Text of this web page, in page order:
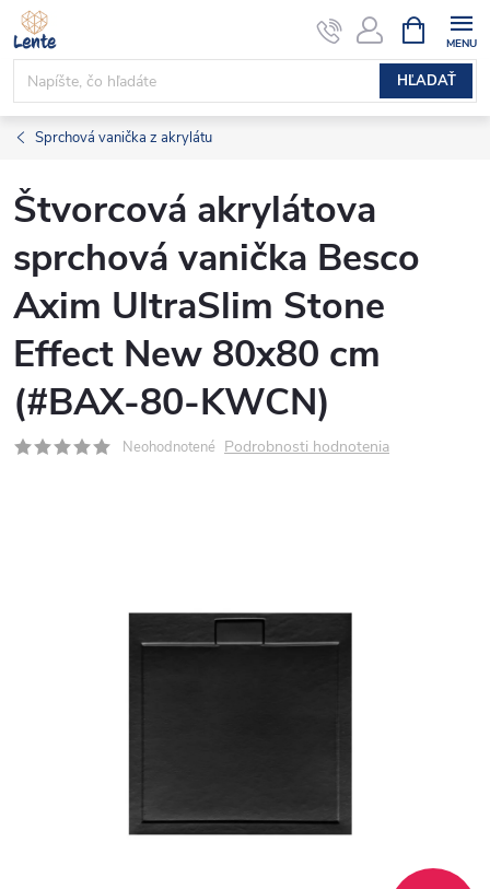
Prejsť
na
obsah
HĽADAŤ
KOŠÍK
Sprchová vanička z akrylátu
Štvorcová akrylátova
sprchová vanička Besco
Axim UltraSlim Stone
Effect New 80x80 cm
(#BAX-80-KWCN)
Neohodnotené Podrobnosti hodnotenia